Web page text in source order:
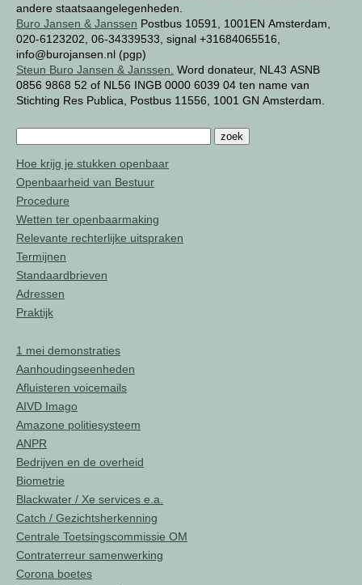
andere staatsaangelegenheden.
Buro Jansen & Janssen Postbus 10591, 1001EN Amsterdam,
020-6123202, 06-34339533, signal +31684065516,
info@burojansen.nl (pgp)
Steun Buro Jansen & Janssen. Word donateur, NL43 ASNB
0856 9868 52 of NL56 INGB 0000 6039 04 ten name van
Stichting Res Publica, Postbus 11556, 1001 GN Amsterdam.
Hoe krijg je stukken openbaar
Openbaarheid van Bestuur
Procedure
Wetten ter openbaarmaking
Relevante rechterlijke uitspraken
Termijnen
Standaardbrieven
Adressen
Praktijk
1 mei demonstraties
Aanhoudingseenheden
Afluisteren voicemails
AIVD Imago
Amazone politiesysteem
ANPR
Bedrijven en de overheid
Biometrie
Blackwater / Xe services e.a.
Catch / Gezichtsherkenning
Centrale Toetsingscommissie OM
Contraterreur samenwerking
Corona boetes